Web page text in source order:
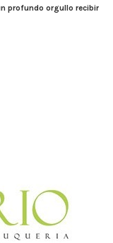
profundo orgullo recibir